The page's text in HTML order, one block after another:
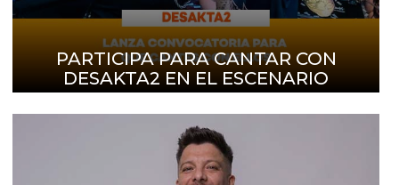
PARTICIPA PARA CANTAR CON
DESAKTA2 EN EL ESCENARIO